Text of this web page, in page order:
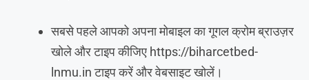
सबसे पहले आपको अपना मोबाइल का गूगल क्रोम ब्राउज़र
खोले और टाइप कीजिए https://biharcetbed-
lnmu.in टाइप करें और वेबसाइट खोलें।